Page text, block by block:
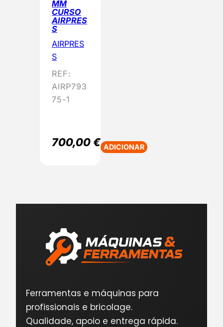
MM
CURSO
AIRPRES
S
AIRPRES
S
REF:
AIRP793
75-1
700,00€ ADICIONAR
Ferramentas e máquinas para
profissionais e bricolage.
Qualidade, apoio e entrega rápida.